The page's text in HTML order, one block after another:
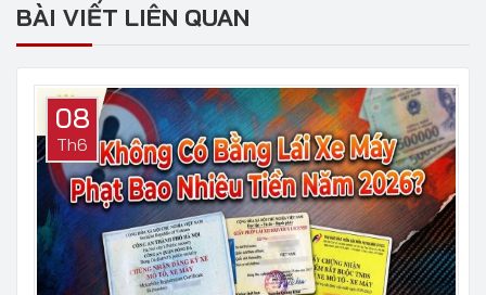
BÀI VIẾT LIÊN QUAN
08
Th6